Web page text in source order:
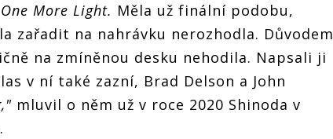
One More Light. Měla už finální podobu,
zařadit na nahrávku nerozhodla. Důvodem
na zmíněnou desku nehodila. Napsali ji
v ní také zazní, Brad Delson a John
mluvil o něm už v roce 2020 Shinoda v